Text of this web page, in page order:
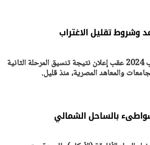
أعلنت وزارة التعليم العالي والبحث العلمي موعد تقليل الاغتراب 2024 عقب إعلان نتيجة تنسيق المرحلة الثانية
بالساحل الشمالي
واسع.. والبترول: مصر تعزز مكانتها
بوصفها مركزًا إقليميًّا للطاقة
30 مارس 2026 03:59 م